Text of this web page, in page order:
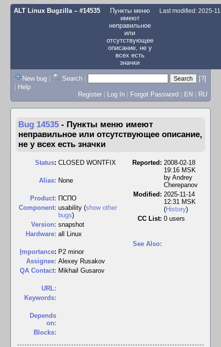
ALT Linux Bugzilla– #14535
Пункты меню
имеют
неправильное
или
отсутствующее
описание, не у
всех есть
значки
Last modified: 2025-
New bug | Search |
[?]
| Help
Register | Log In | Forgot Password | EN | RU
Bug 14535 - Пункты меню имеют
неправильное или отсутствующее описание,
не у всех есть значки
Status: CLOSED WONTFIX
Alias: None
Product: ПСПО
Component: usability (show other
bugs)
Version: snapshot
Hardware: all Linux
mportance: P2 minor
Assignee: Alexey Rusakov
QA Contact: Mikhail Gusarov
URL:
Keywords:
Depends
on:
Blocks:
Reported: 2008-02-18
19:16 MSK
by Andrey
Cherepanov
Modified: 2025-11-14
12:31 MSK
(History)
CC List: 0 users
See Also: